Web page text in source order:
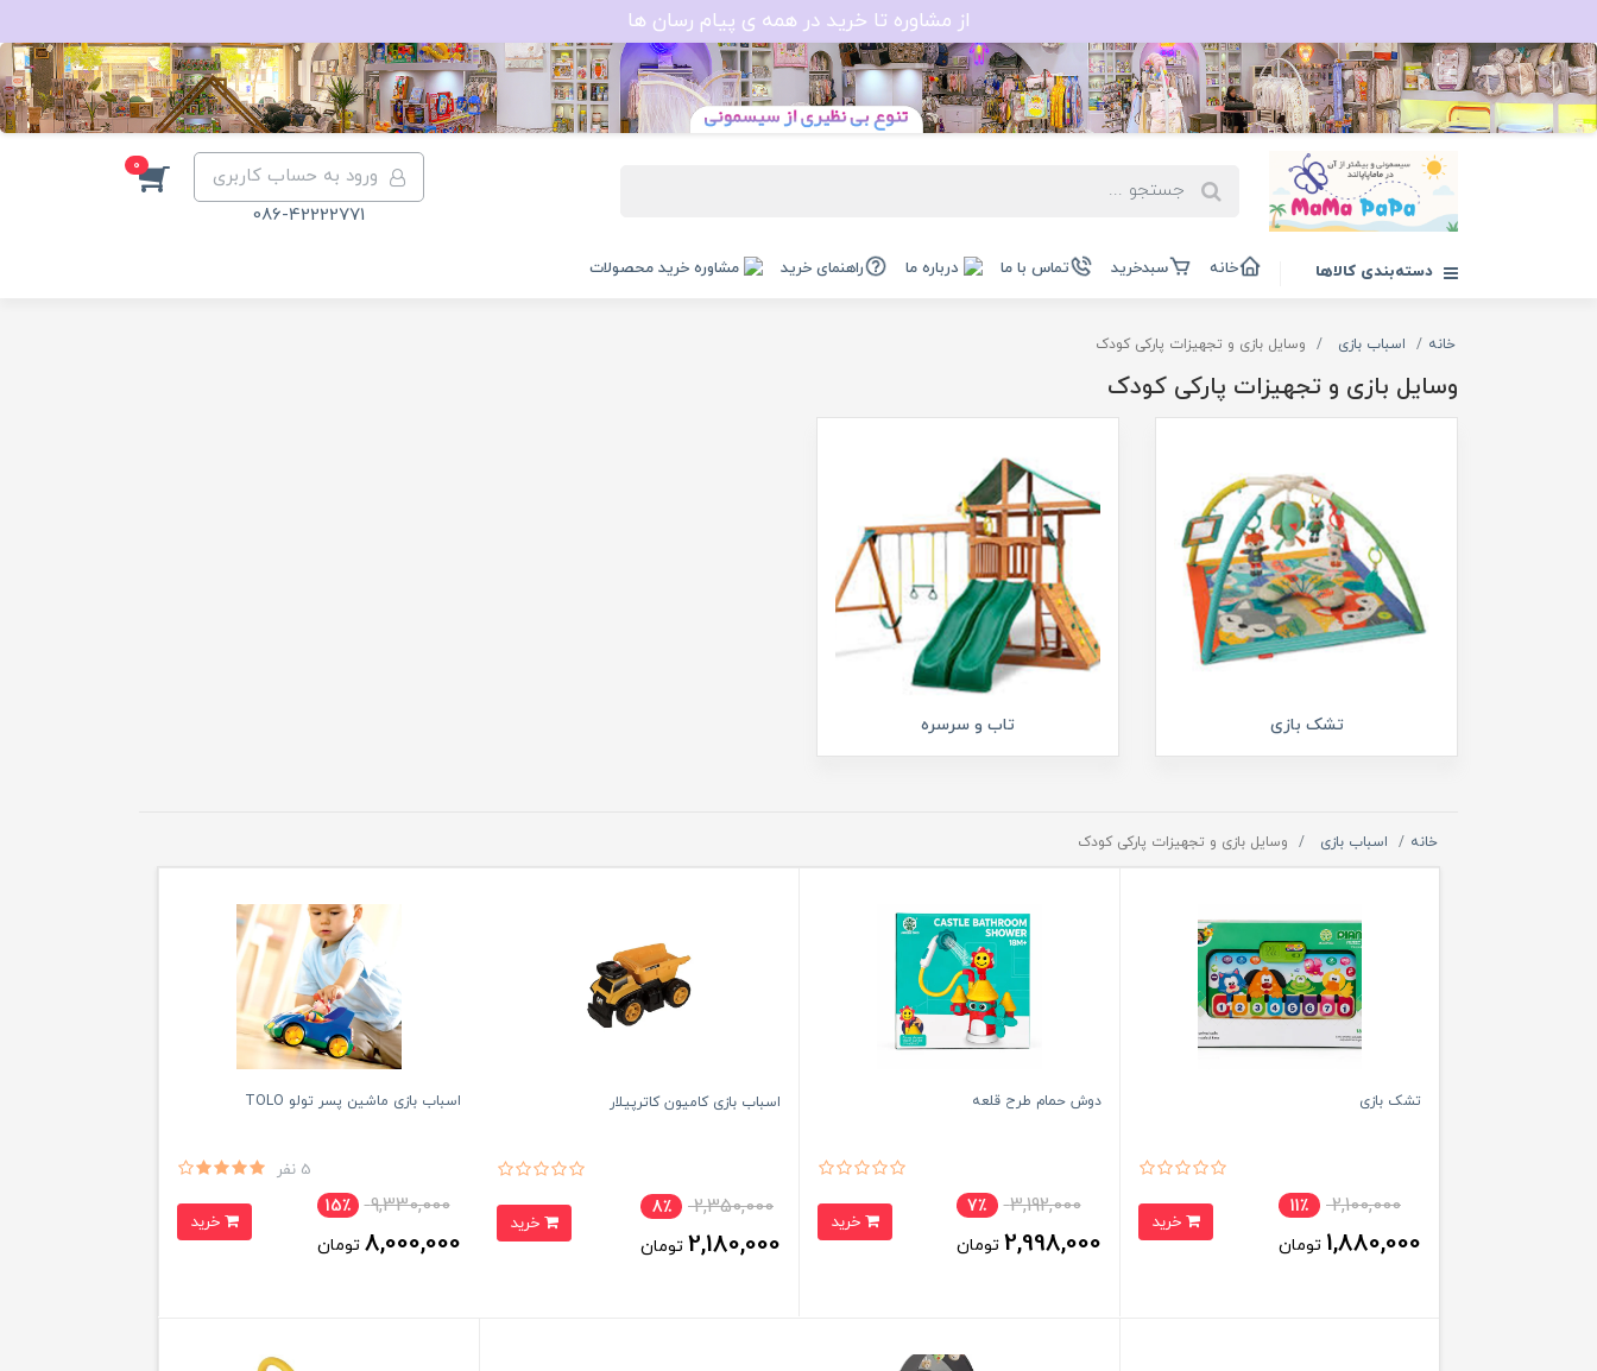
از مشاوره تا خرید در همه ی پیام رسان ها
ورود به حساب کاربری
086-42222771
0
دسته‌بندی کالاها خانه سبدخرید تماس با ما درباره ما راهنمای خرید مشاوره خرید محصولات
خانه اسباب بازی وسایل بازی و تجهیزات پارکی کودک
وسایل بازی و تجهیزات پارکی کودک
تشک بازی تاب و سرسره
خانه اسباب بازی وسایل بازی و تجهیزات پارکی کودک
تشک بازی
2,100,000 11٪
1,880,000 تومان
خرید
دوش حمام طرح قلعه
3,192,000 7٪
2,998,000 تومان
اسباب بازی کامیون کاترپیلار
2,350,000 8٪
2,180,000 تومان
خرید
اسباب بازی ماشین پسر تولو TOLO
5 نفر
9,330,000 15٪
8,000,000 تومان